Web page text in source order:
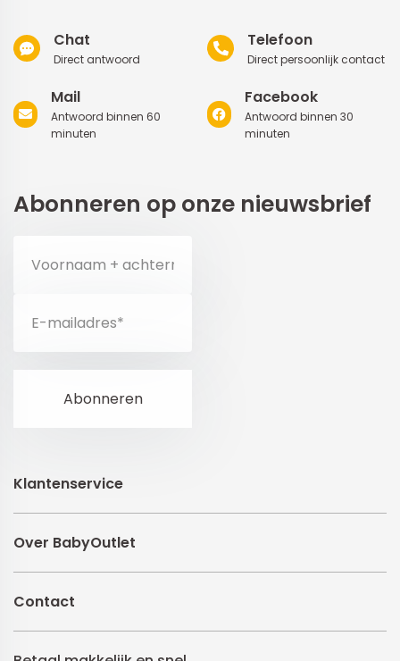
Chat
Direct antwoord
Telefoon
Direct persoonlijk contact
Mail
Antwoord binnen 60
minuten
Facebook
Antwoord binnen 30
minuten
Abonneren op onze nieuwsbrief
Klantenservice
Over BabyOutlet
Contact